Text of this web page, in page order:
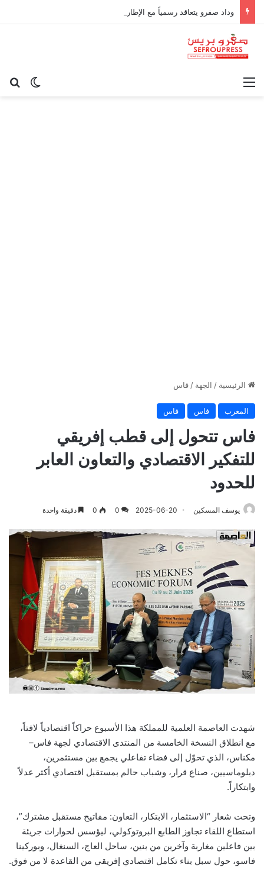
الوضع القائمة
الرئيسية / الجهة / فاس
المغرب فاس فاس
فاس تتحول إلى قطب إفريقي
للتفكير الاقتصادي والتعاون العابر
للحدود
يوسف المسكين 2025-06-20
0
0 دقيقة واحدة
شهدت العاصمة العلمية للمملكة هذا الأسبوع حراكاً اقتصادياً لافتاً،
مع انطلاق النسخة الخامسة من المنتدى الاقتصادي لجهة فاس–
مكناس، الذي تحوّل إلى فضاء تفاعلي يجمع بين مستثمرين،
دبلوماسيين، صناع قرار، وشباب حالم بمستقبل اقتصادي أكثر عدلاً
وابتكاراً.
وتحت شعار “الاستثمار، الابتكار، التعاون: مفاتيح مستقبل مشترك”،
استطاع اللقاء تجاوز الطابع البروتوكولي، ليؤسس لحوارات جريئة
بين فاعلين مغاربة وآخرين من بنين، ساحل العاج، السنغال، وبوركينا
فاسو، حول سبل بناء تكامل اقتصادي إفريقي من القاعدة لا من فوق.